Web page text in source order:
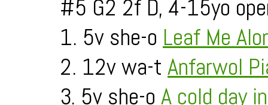
#5 G2 2f D, 4-15yo
1. 5v she-o Leaf Me
2. 12v wa-t Anfarwol
3. 5v she-o A cold day